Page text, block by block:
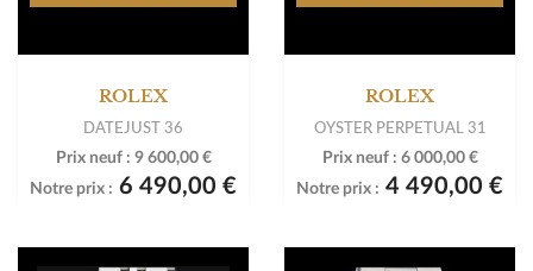
ROLEX
DATEJUST 36
Prix neuf : 9 600,00 €
Notre prix : 6 490,00 €
ROLEX
OYSTER PERPETUAL 31
Prix neuf : 6 000,00 €
Notre prix : 4 490,00 €